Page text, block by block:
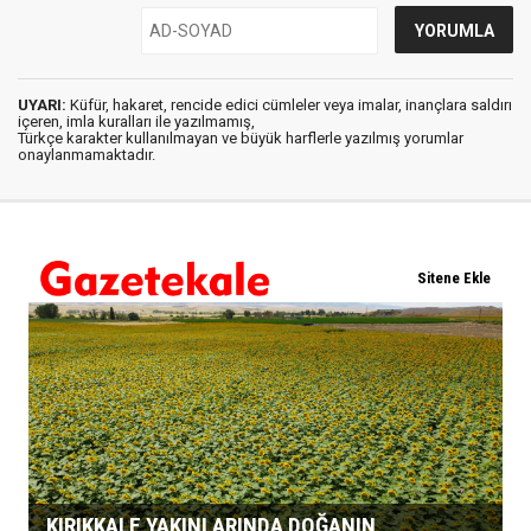
UYARI: Küfür, hakaret, rencide edici cümleler veya imalar, inançlara saldırı
içeren, imla kuralları ile yazılmamış,
Türkçe karakter kullanılmayan ve büyük harflerle yazılmış yorumlar
onaylanmamaktadır.